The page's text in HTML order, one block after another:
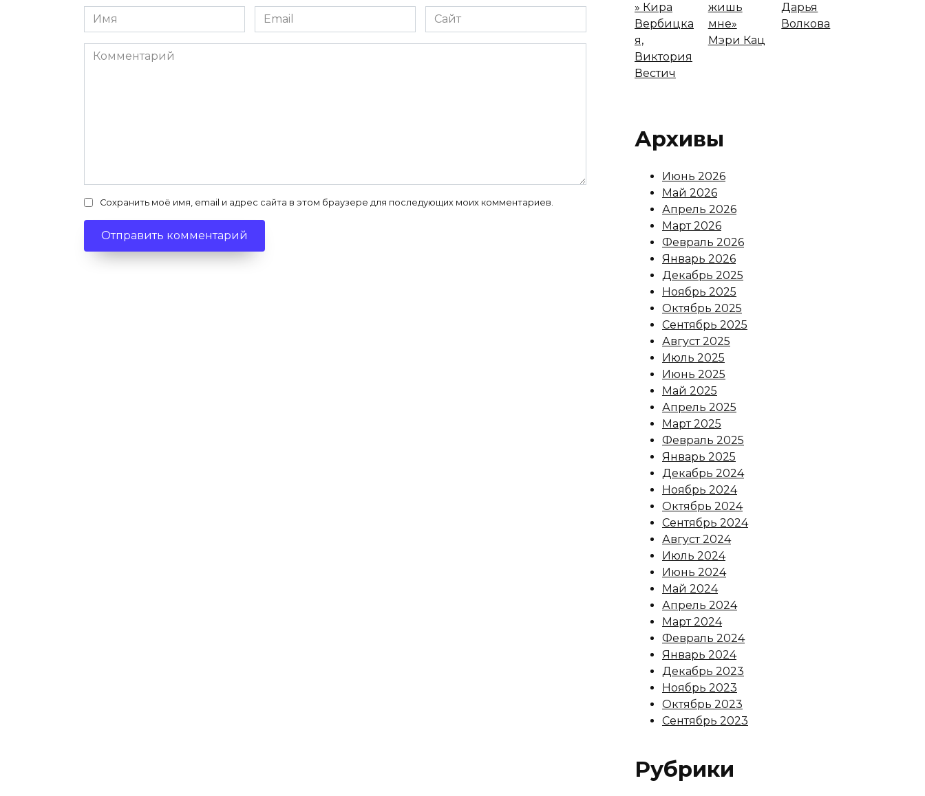
Имя
*
Email
*
Сайт
Комментарий
Сохранить моё имя, email и адрес сайта в этом браузере для последующих моих комментариев.
» Кира
Вербицка
я,
Виктория
Вестич
жишь
мне»
Мэри Кац
Дарья
Волкова
Архивы
Июнь 2026
Май 2026
Апрель 2026
Март 2026
Февраль 2026
Январь 2026
Декабрь 2025
Ноябрь 2025
Октябрь 2025
Сентябрь 2025
Август 2025
Июль 2025
Июнь 2025
Май 2025
Апрель 2025
Март 2025
Февраль 2025
Январь 2025
Декабрь 2024
Ноябрь 2024
Октябрь 2024
Сентябрь 2024
Август 2024
Июль 2024
Июнь 2024
Май 2024
Апрель 2024
Март 2024
Февраль 2024
Январь 2024
Декабрь 2023
Ноябрь 2023
Октябрь 2023
Сентябрь 2023
Рубрики